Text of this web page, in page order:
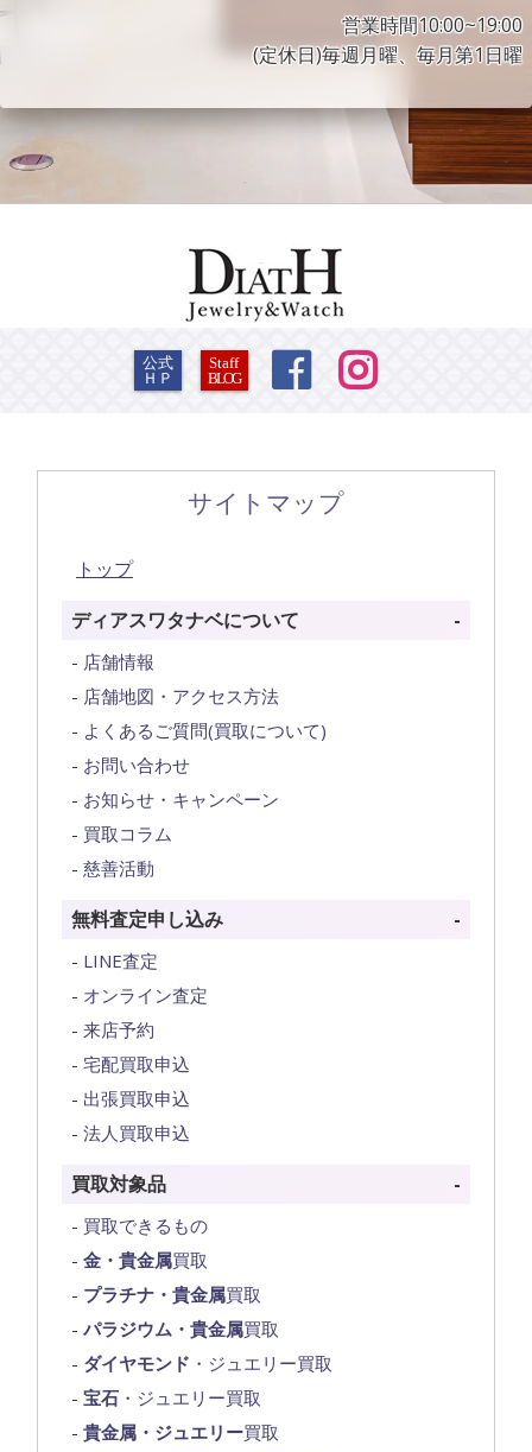
営業時間10:00~19:00
(定休日)毎週月曜、毎月第1日曜
公式
ＨＰ
Staff
BLOG
 
サイトマップ
トップ
ディアスワタナベについて
店舗情報
店舗地図・アクセス方法
よくあるご質問(買取について)
お問い合わせ
お知らせ・キャンペーン
買取コラム
慈善活動
無料査定申し込み
LINE査定
オンライン査定
来店予約
宅配買取申込
出張買取申込
法人買取申込
買取対象品
買取できるもの
金・貴金属買取
プラチナ・貴金属買取
パラジウム・貴金属買取
ダイヤモンド ・ジュエリー買取
宝石 ・ジュエリー買取
貴金属・ジュエリー買取